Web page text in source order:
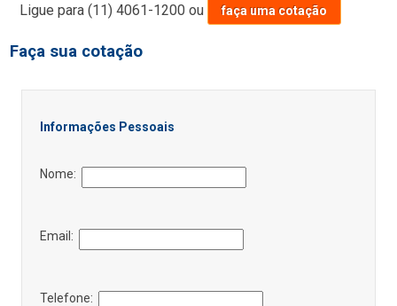
Ligue para(11) 4061-1200 ou faça uma cotação
Faça sua cotação
Informações Pessoais
Nome:
Email:
Telefone: